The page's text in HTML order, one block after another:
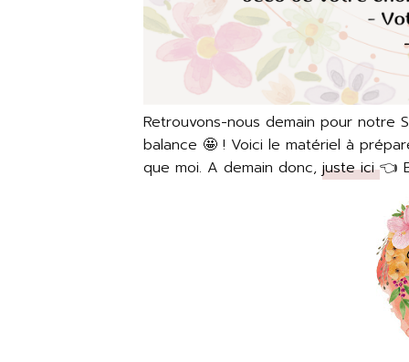
Retrouvons-nous demain pour notre
balance 🤩 ! Voici le matériel à
que moi. A demain donc, juste ici👈